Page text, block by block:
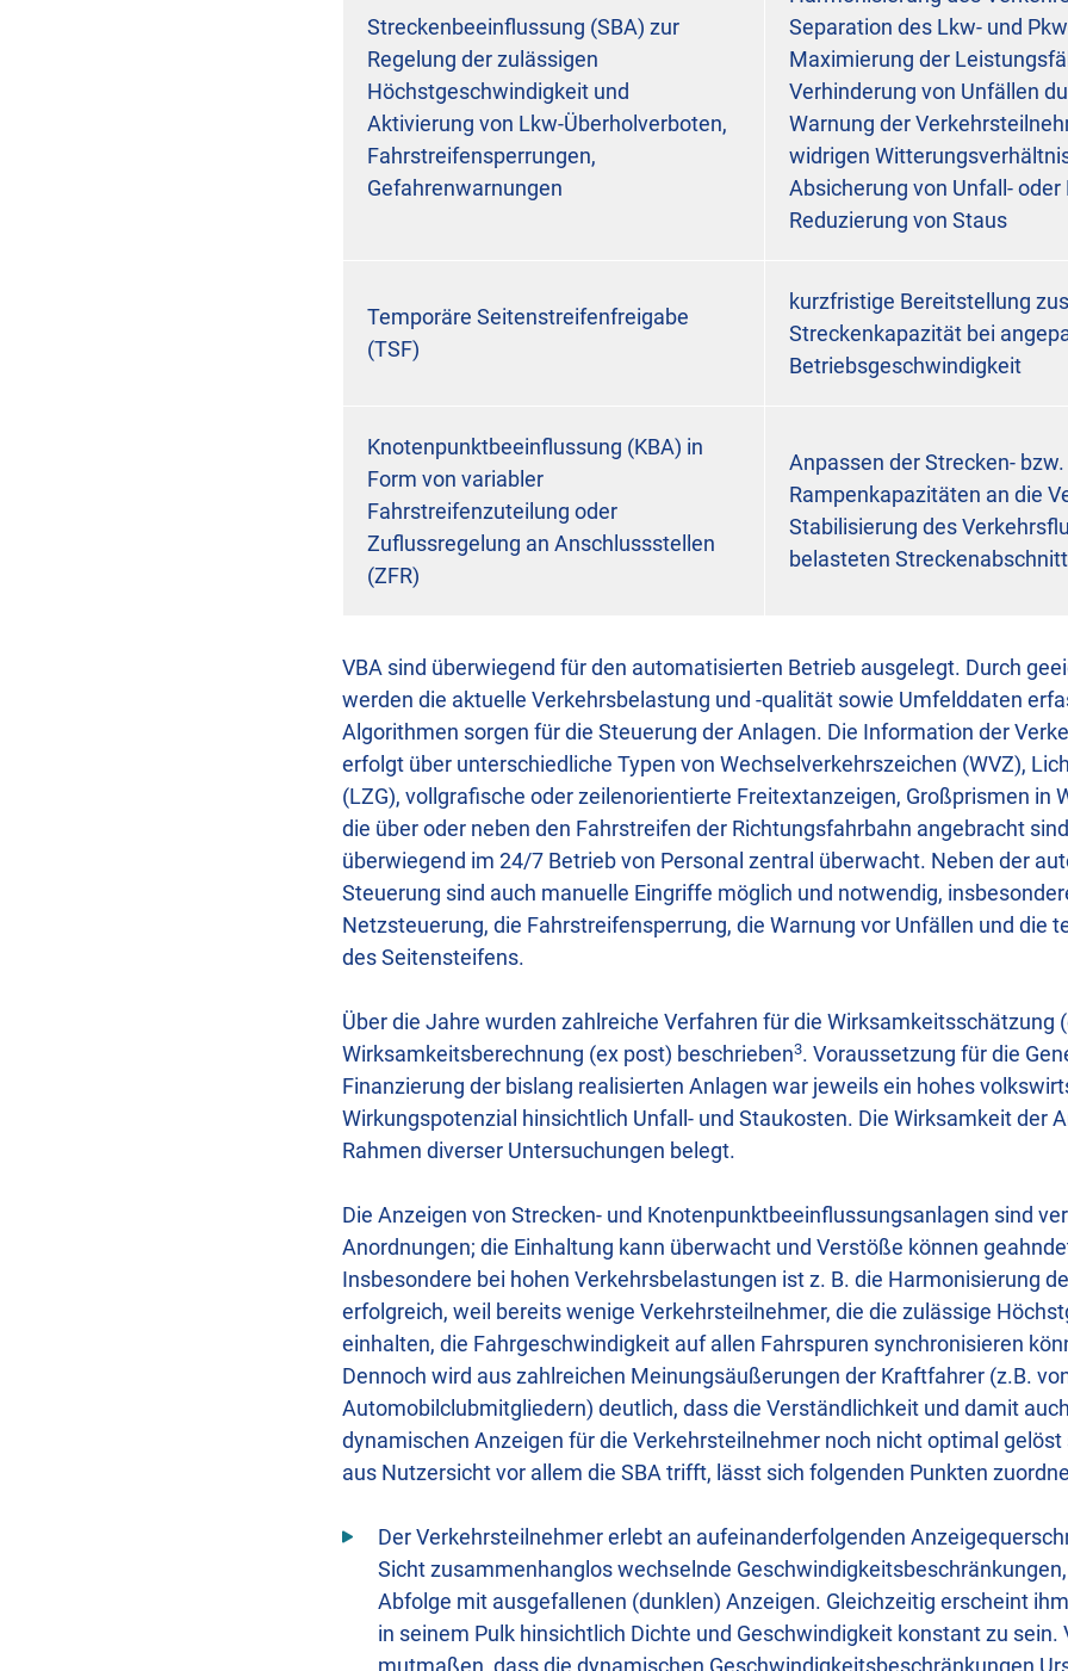
Streckenbeeinflussung (SBA) zur
Regelung der zulässigen
Höchstgeschwindigkeit und
Aktivierung von Lkw-Überholverboten,
Fahrstreifensperrungen,
Gefahrenwarnungen
Separation des Lkw- und
Maximierung der
Verhinderung von Unfällen
Warnung der
widrigen
Absicherung von Unfall-
Reduzierung von Staus
Temporäre Seitenstreifenfreigabe
(TSF)
kurzfristige Bereitstellung
Streckenkapazität bei
Betriebsgeschwindigkeit
Knotenpunktbeeinflussung (KBA) in
Form von variabler
Fahrstreifenzuteilung oder
Zuflussregelung an Anschlussstellen
(ZFR)
Anpassen der Strecken- bzw.
Rampenkapazitäten an die
Stabilisierung des
belasteten
VBA sind überwiegend für den automatisierten Betrieb ausgelegt. Durch
werden die aktuelle Verkehrsbelastung und -qualität sowie Umfelddaten
Algorithmen sorgen für die Steuerung der Anlagen. Die Information der
erfolgt über unterschiedliche Typen von Wechselverkehrszeichen (WVZ),
(LZG), vollgrafische oder zeilenorientierte Freitextanzeigen, Großprismen in
die über oder neben den Fahrstreifen der Richtungsfahrbahn angebracht
überwiegend im 24/7 Betrieb von Personal zentral überwacht. Neben der
Steuerung sind auch manuelle Eingriffe möglich und notwendig,
Netzsteuerung, die Fahrstreifensperrung, die Warnung vor Unfällen und die
des Seitensteifens.
Über die Jahre wurden zahlreiche Verfahren für die Wirksamkeitsschätzung
Wirksamkeitsberechnung (ex post) beschrieben3. Voraussetzung für die
Finanzierung der bislang realisierten Anlagen war jeweils ein hohes
Wirkungspotenzial hinsichtlich Unfall- und Staukosten. Die Wirksamkeit der
Rahmen diverser Untersuchungen belegt.
Die Anzeigen von Strecken- und Knotenpunktbeeinflussungsanlagen sind
Anordnungen; die Einhaltung kann überwacht und Verstöße können
Insbesondere bei hohen Verkehrsbelastungen ist z. B. die Harmonisierung
erfolgreich, weil bereits wenige Verkehrsteilnehmer, die die zulässige
einhalten, die Fahrgeschwindigkeit auf allen Fahrspuren synchronisieren
Dennoch wird aus zahlreichen Meinungsäußerungen der Kraftfahrer (z.B.
Automobilclubmitgliedern) deutlich, dass die Verständlichkeit und damit
dynamischen Anzeigen für die Verkehrsteilnehmer noch nicht optimal gelöst
aus Nutzersicht vor allem die SBA trifft, lässt sich folgenden Punkten
Der Verkehrsteilnehmer erlebt an aufeinanderfolgenden
Sicht zusammenhanglos wechselnde
Abfolge mit ausgefallenen (dunklen) Anzeigen. Gleichzeitig erscheint
in seinem Pulk hinsichtlich Dichte und Geschwindigkeit konstant zu
mutmaßen, dass die dynamischen Geschwindigkeitsbeschränkungen